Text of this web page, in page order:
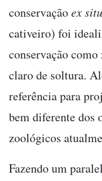
conservaçãoex situ
cativeiro) foi
conservação
claro de soltura.
referência para
bem diferente dos
zoológicos
Fazendo um